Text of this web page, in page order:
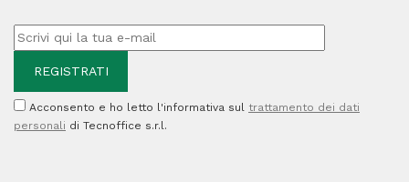
T181340
(XL)
9
Acconsento e ho letto l'informativa sul trattamento dei dati
personali di Tecnoffice s.r.l.